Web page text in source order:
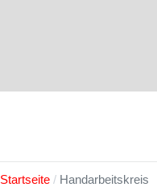
Startseite Handarbeitskreis